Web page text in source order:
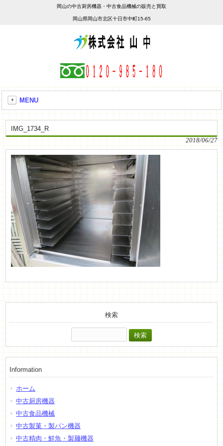
岡山の中古厨房機器・中古食品機械の販売と買取
岡山県岡山市北区十日市中町15-65
MENU
IMG_1734_R
2018/06/27
検索
索:
Information
ホーム
中古厨房機器
中古食品機械
中古製菓・製パン機器
中古精肉・鮮魚・製麺機器